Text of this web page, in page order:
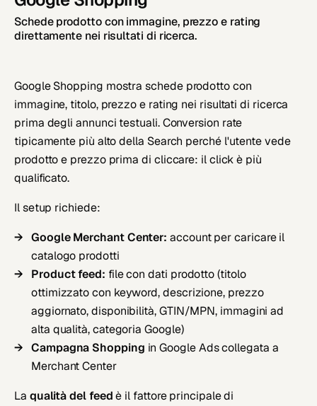
Schede prodotto con immagine, prezzo e rating
direttamente nei risultati di ricerca.
Google Shopping mostra schede prodotto con
immagine, titolo, prezzo e rating nei risultati di ricerca
prima degli annunci testuali. Conversion rate
tipicamente più alto della Search perché l'utente vede
prodotto e prezzo prima di cliccare: il click è più
qualificato.
Il setup richiede:
Google Merchant Center: account per caricare il
catalogo prodotti
Product feed: file con dati prodotto (titolo
ottimizzato con keyword, descrizione, prezzo
aggiornato, disponibilità, GTIN/MPN, immagini ad
alta qualità, categoria Google)
Campagna Shopping in Google Ads collegata a
Merchant Center
La qualità del feedè il fattore principale di